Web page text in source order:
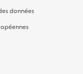
données